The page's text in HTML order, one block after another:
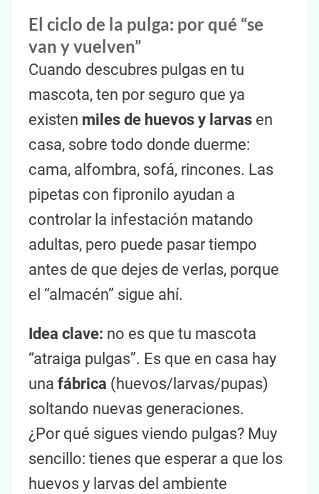
El ciclo de la pulga: por qué “se
van y vuelven”
Cuando descubres pulgas en tu
mascota, ten por seguro que ya
existen miles de huevos y larvas en
casa, sobre todo donde duerme:
cama, alfombra, sofá, rincones. Las
pipetas con fipronilo ayudan a
controlar la infestación matando
adultas, pero puede pasar tiempo
antes de que dejes de verlas, porque
el “almacén” sigue ahí.
Idea clave: no es que tu mascota
“atraiga pulgas”. Es que en casa hay
una fábrica (huevos/larvas/pupas)
soltando nuevas generaciones.
¿Por qué sigues viendo pulgas? Muy
sencillo: tienes que esperar a que los
huevos y larvas del ambiente